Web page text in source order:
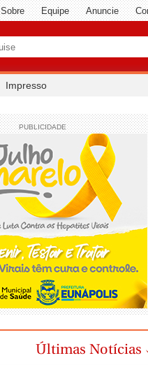
Sobre Equipe Anuncie
Impresso
PUBLICIDADE
Últimas Notícias